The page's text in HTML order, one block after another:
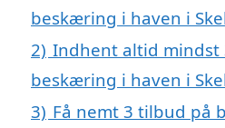
beskæring i haven i
2) Indhent altid mindst
beskæring i haven i
3) Få nemt 3 tilbud på